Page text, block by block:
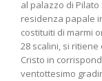
al palazzo di
residenza papale
costituiti di marmi
28 scalini, si
Cristo in
ventottesimo